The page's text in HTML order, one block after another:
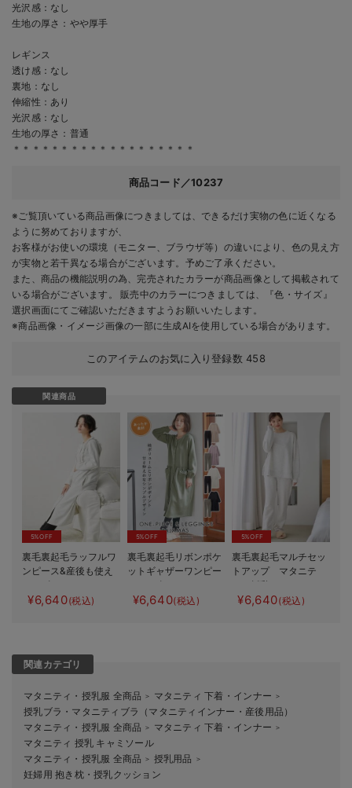
光沢感：なし
生地の厚さ：やや厚手
レギンス
透け感：なし
裏地：なし
伸縮性：あり
光沢感：なし
生地の厚さ：普通
＊＊＊＊＊＊＊＊＊＊＊＊＊＊＊＊＊＊＊
商品コード／10237
※ご覧頂いている商品画像につきましては、できるだけ実物の色に近くなる
ように努めておりますが、
お客様がお使いの環境（モニター、ブラウザ等）の違いにより、色の見え方
が実物と若干異なる場合がございます。予めご了承ください。
また、商品の機能説明の為、完売されたカラーが商品画像として掲載されて
いる場合がございます。 販売中のカラーにつきましては、『色・サイズ』
選択画面にてご確認いただきますようお願いいたします。
※商品画像・イメージ画像の一部に生成AIを使用している場合があります。
このアイテムのお気に入り登録数 458
関連商品
5%OFF
裏毛裏起毛ラッフルワ
ンピース&産後も使え
るレギンスパジャマ
マタニティ・授乳パジ
¥6,640(税込)
5%OFF
裏毛裏起毛リボンポケ
ットギャザーワンピー
ス&レギンスパジャ
マ マタニティ・授乳
¥6,640(税込)
5%OFF
裏毛裏起毛マルチセッ
トアップ マタニテ
ィ・授乳パジャマ・ル
ームウェア・授乳服
¥6,640(税込)
関連カテゴリ
マタニティ・授乳服 全商品 ＞ マタニティ 下着・インナー ＞
授乳ブラ・マタニティブラ（マタニティインナー・産後用品）
マタニティ・授乳服 全商品 ＞ マタニティ 下着・インナー ＞
マタニティ 授乳 キャミソール
マタニティ・授乳服 全商品 ＞ 授乳用品 ＞
妊婦用 抱き枕・授乳クッション